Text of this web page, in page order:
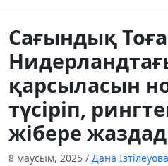
Сағындық
қарсыласын
түсіріп,
жібере
8 маусым, 2025 / Дана Ізтілеуова